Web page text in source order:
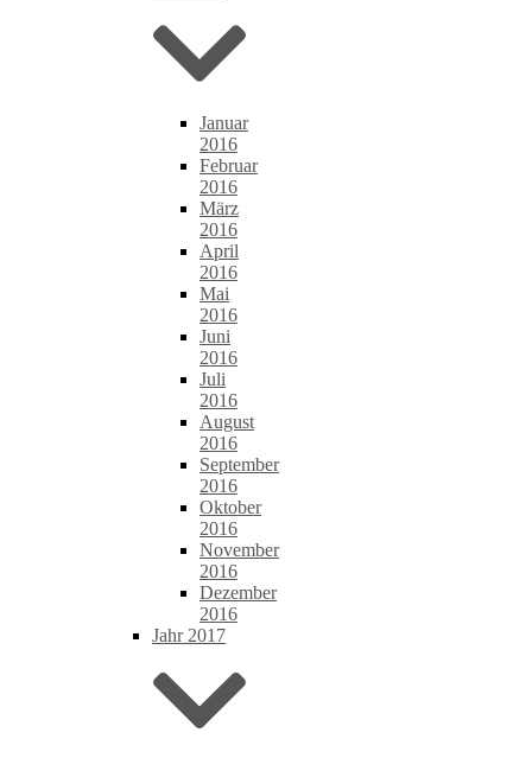
Januar
2016
Februar
2016
März
2016
April
2016
Mai
2016
Juni
2016
Juli
2016
August
2016
September
2016
Oktober
2016
November
2016
Dezember
2016
Jahr 2017